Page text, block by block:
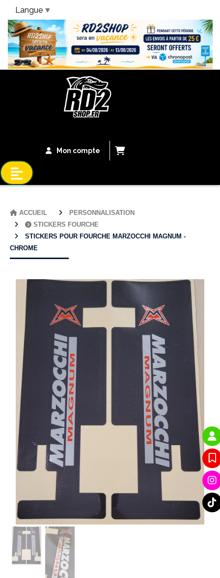
Bandeau Vacances
Mon compte
ACCUEIL
PERSONNALISATION
STICKERS FOURCHE
STICKERS POUR FOURCHE MARZOCCHI MAGNUM -
CHROME
Langue ▼